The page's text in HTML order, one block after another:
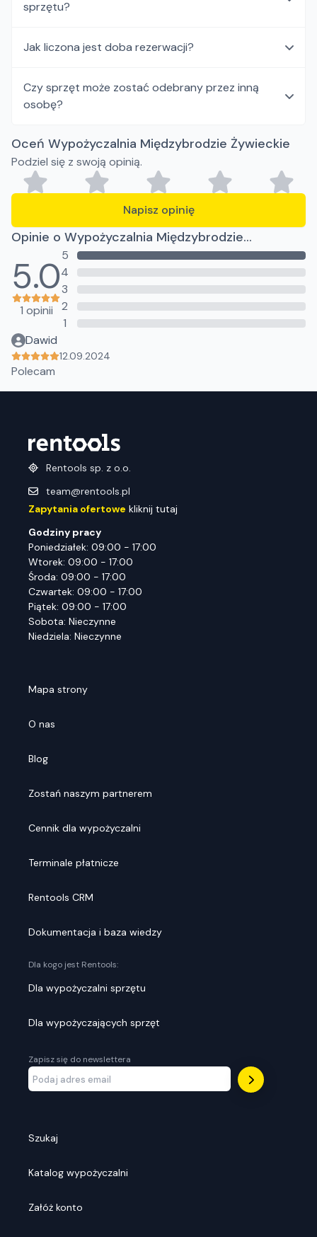
sprzętu?
Jak liczona jest doba rezerwacji?
Czy sprzęt może zostać odebrany przez inną
osobę?
Oceń Wypożyczalnia Międzybrodzie Żywieckie
Podziel się z swoją opinią.
Napisz opinię
Opinie o Wypożyczalnia Międzybrodzie
Żywieckie
5.0
1 opinii
5
4
3
2
1
Dawid
12.09.2024
Polecam
Rentools sp. z o.o.
team@rentools.pl
Zapytania ofertowe kliknij tutaj
Godziny pracy
Poniedziałek: 09:00 - 17:00
Wtorek: 09:00 - 17:00
Środa: 09:00 - 17:00
Czwartek: 09:00 - 17:00
Piątek: 09:00 - 17:00
Sobota: Nieczynne
Niedziela: Nieczynne
Mapa strony
O nas
Blog
Zostań naszym partnerem
Cennik dla wypożyczalni
Terminale płatnicze
Rentools CRM
Dokumentacja i baza wiedzy
Dla kogo jest Rentools:
Dla wypożyczalni sprzętu
Dla wypożyczających sprzęt
Zapisz się do newslettera
Szukaj
Katalog wypożyczalni
Załóż konto